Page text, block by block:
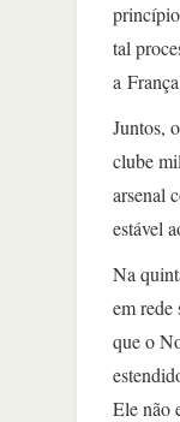
tal
a
Juntos,
clube
arsenal
estável
Na
em rede
que o
Ele não